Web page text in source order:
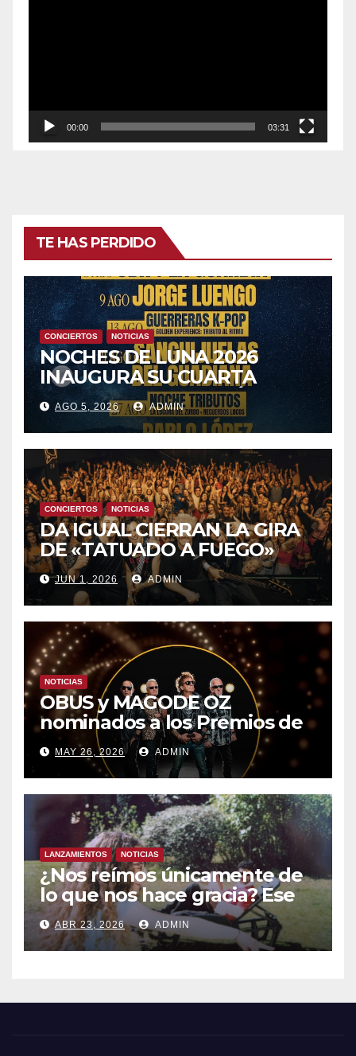
00:00 03:31
TE HAS PERDIDO
CONCIERTOS NOTICIAS
NOCHES DE LUNA 2026
INAUGURA SU CUARTA
TEMPORADA ESTE SÁBADO
8 CON OBK Y LA GUARDIA
AGO 5, 2026 ADMIN
CONCIERTOS NOTICIAS
DA IGUAL CIERRAN LA GIRA
DE «TATUADO A FUEGO»
CON UN LLENO EN LA SALA
DEL MOVISTAR ARENA DE
MADRID
JUN 1, 2026 ADMIN
NOTICIAS
OBUS y MAGODE OZ
nominados a los Premios de
la Academia de la Música de
España- Esta noche en La 2
MAY 26, 2026 ADMIN
LANZAMIENTOS NOTICIAS
¿Nos reímos únicamente de
lo que nos hace gracia? Ese
chiste ya me lo has contado,
el nuevo single de JUAN
ANSELMO
ABR 23, 2026 ADMIN